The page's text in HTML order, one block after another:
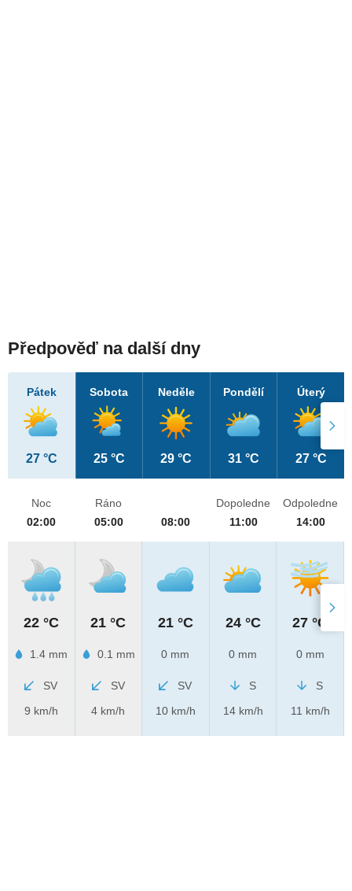
Předpověď na další dny
Pátek
27 °C
Sobota
25 °C
Neděle
29 °C
Pondělí
31 °C
Úterý
27 °C
Noc
02:00
22 °C
1.4 mm
SV
9 km/h
Ráno
05:00
21 °C
0.1 mm
SV
4 km/h
08:00
21 °C
0 mm
SV
10 km/h
Dopoledne
11:00
24 °C
0 mm
S
14 km/h
Odpoledne
14:00
27 °C
0 mm
S
11 km/h